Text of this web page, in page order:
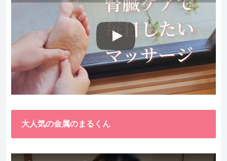
大人気の金属のまるくん